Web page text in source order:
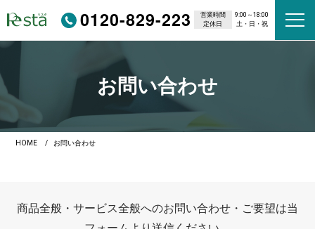
0120-829-223 営業時間
9:00～18:00
定休日
土・日・祝
お問い合わせ
HOME お問い合わせ
商品全般・サービス全般へのお問い合わせ・ご要望は当